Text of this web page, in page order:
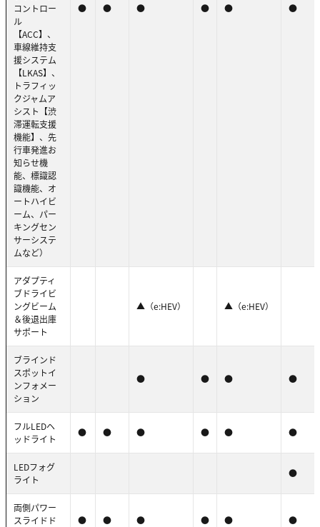
コントロー
ル
【ACC】、
車線維持支
援システム
【LKAS】、
トラフィッ
クジャムア
シスト【渋
滞運転支援
機能】、先
行車発進お
知らせ機
能、標識認
識機能、オ
ートハイビ
ーム、パー
キングセン
サーシステ
ムなど）
● ● ● ● ● ●
アダプティ
ブドライビ
ングビーム
＆後退出庫
サポート
▲（e:HEV） ▲（e:HEV）
ブラインド
スポットイ
ンフォメー
ション
● ● ● ●
フルLEDヘ
ッドライト
● ● ● ● ● ●
LEDフォグ
ライト
●
両側パワー
スライドド
● ● ● ● ● ●